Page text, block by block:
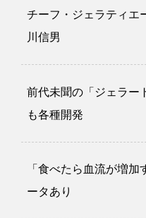
チーフ・ジェラティエ
川信男
前代未聞の「ジェラー
も各種開発
「食べたら血流が増
ータあり